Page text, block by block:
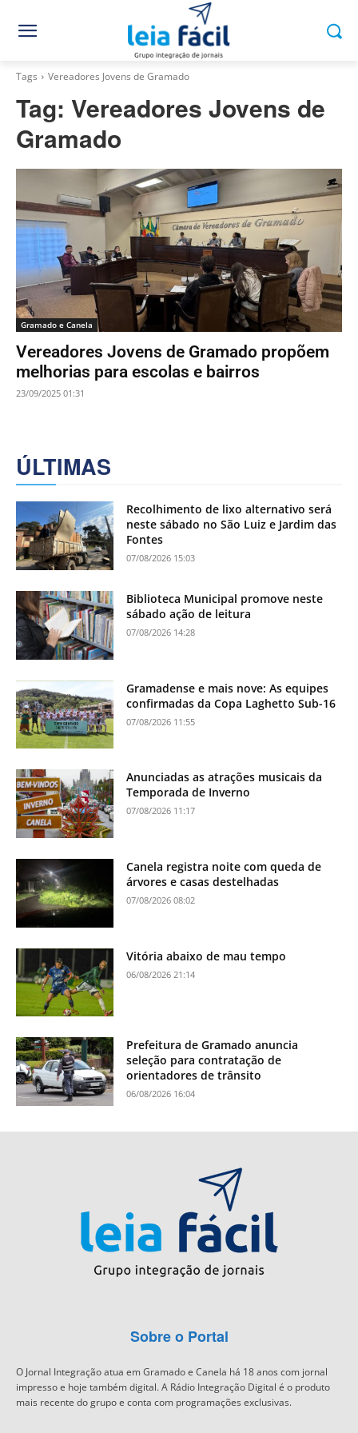
Tags Vereadores Jovens de Gramado
Tag: Vereadores Jovens de
Gramado
Gramado e Canela
Vereadores Jovens de Gramado propõem
melhorias para escolas e bairros
23/09/2025 01:31
ÚLTIMAS
Recolhimento de lixo alternativo será
neste sábado no São Luiz e Jardim das
Fontes
07/08/2026 15:03
Biblioteca Municipal promove neste
sábado ação de leitura
07/08/2026 14:28
Gramadense e mais nove: As equipes
confirmadas da Copa Laghetto Sub-16
07/08/2026 11:55
Anunciadas as atrações musicais da
Temporada de Inverno
07/08/2026 11:17
Canela registra noite com queda de
árvores e casas destelhadas
07/08/2026 08:02
Vitória abaixo de mau tempo
06/08/2026 21:14
Prefeitura de Gramado anuncia
seleção para contratação de
orientadores de trânsito
06/08/2026 16:04
Sobre o Portal
O Jornal Integração atua em Gramado e Canela há 18 anos com jornal
impresso e hoje também digital. A Rádio Integração Digital é o produto
mais recente do grupo e conta com programações exclusivas.